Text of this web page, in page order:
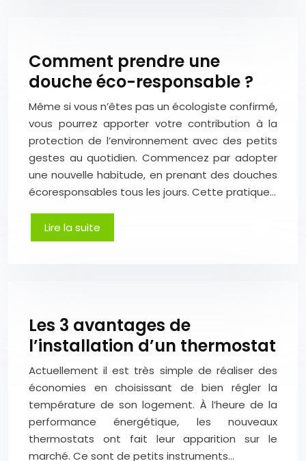
Comment prendre une
douche éco-responsable ?
Même si vous n’êtes pas un écologiste confirmé,
vous pourrez apporter votre contribution à la
protection de l’environnement avec des petits
gestes au quotidien. Commencez par adopter
une nouvelle habitude, en prenant des douches
écoresponsables tous les jours. Cette pratique…
Lire la suite
Les 3 avantages de
l’installation d’un thermostat
Actuellement il est très simple de réaliser des
économies en choisissant de bien régler la
température de son logement. À l’heure de la
performance énergétique, les nouveaux
thermostats ont fait leur apparition sur le
marché. Ce sont de petits instruments…